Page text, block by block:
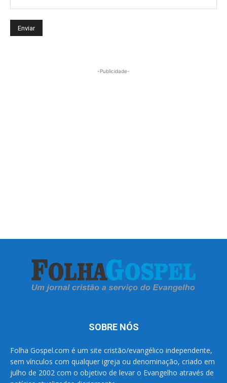
-Publicidade-
SOBRE NÓS
Folha Gospel.com é um site cristão/evangélico independente,
sem vínculos com qualquer igreja ou denominação, criado em
julho de 2002 com o objetivo de levar o Evangelho através de